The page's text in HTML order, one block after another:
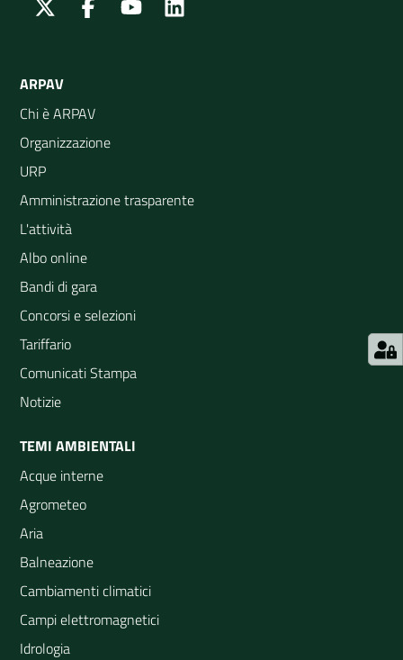
Twitter FacebookYoutube
ARPAV
Chi è ARPAV
Organizzazione
URP
Amministrazione trasparente
L'attività
Albo online
Bandi di gara
Concorsi e selezioni
Tariffario
Comunicati Stampa
Notizie
TEMI AMBIENTALI
Acque interne
Agrometeo
Aria
Balneazione
Cambiamenti climatici
Campi elettromagnetici
Idrologia